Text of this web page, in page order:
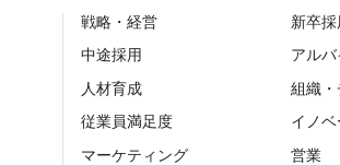
戦略・経営
新卒採
中途採用
アルバ
人材育成
組織・
従業員満足度
イノ
マーケティング
営業